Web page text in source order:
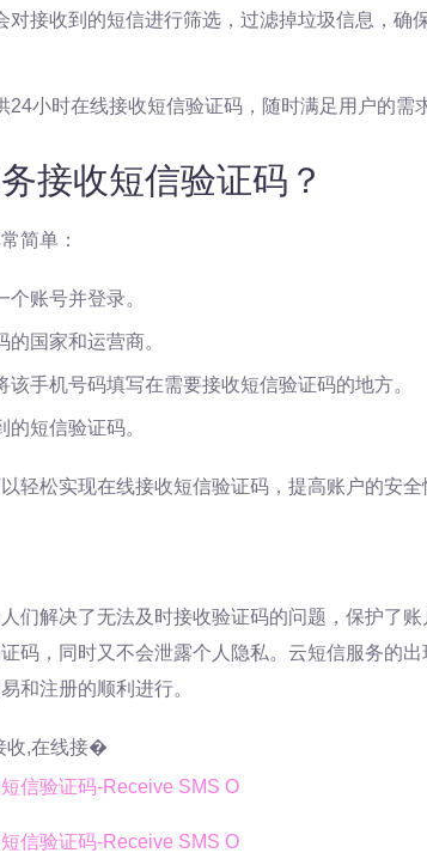
对接收到的短信进行筛选，过滤掉垃圾信息，确
24小时在线接收短信验证码，随时满足用户的需
接收短信验证码？
简单：
账号并登录。
国家和运营商。
手机号码填写在需要接收短信验证码的地方。
短信验证码。
轻松实现在线接收短信验证码，提高账户的安全
们解决了无法及时接收验证码的问题，保护了
码，同时又不会泄露个人隐私。云短信服务的
和注册的顺利进行。
收,在线接�
信验证码-Receive SMS O
信验证码-Receive SMS O